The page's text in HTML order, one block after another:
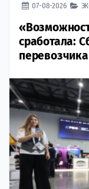
07-08-2026
сработала: